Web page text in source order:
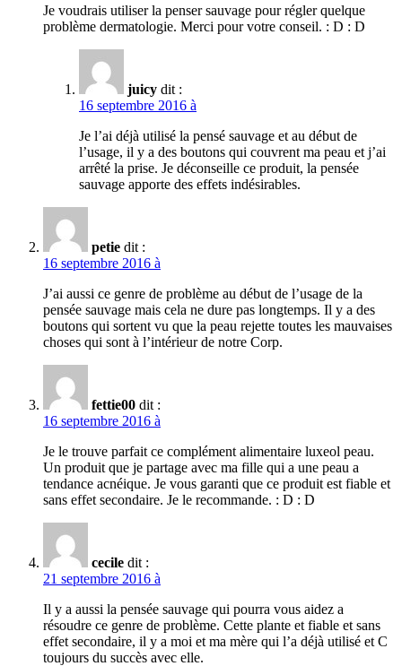
Je voudrais utiliser la penser sauvage pour régler quelque
problème dermatologie. Merci pour votre conseil. : D : D
juicy dit :
16 septembre 2016 à
Je l’ai déjà utilisé la pensé sauvage et au début de
l’usage, il y a des boutons qui couvrent ma peau et j’ai
arrêté la prise. Je déconseille ce produit, la pensée
sauvage apporte des effets indésirables.
petie dit :
16 septembre 2016 à
J’ai aussi ce genre de problème au début de l’usage de la
pensée sauvage mais cela ne dure pas longtemps. Il y a des
boutons qui sortent vu que la peau rejette toutes les mauvaises
choses qui sont à l’intérieur de notre Corp.
fettie00 dit :
16 septembre 2016 à
Je le trouve parfait ce complément alimentaire luxeol peau.
Un produit que je partage avec ma fille qui a une peau a
tendance acnéique. Je vous garanti que ce produit est fiable et
sans effet secondaire. Je le recommande. : D : D
cecile dit :
21 septembre 2016 à
Il y a aussi la pensée sauvage qui pourra vous aidez a
résoudre ce genre de problème. Cette plante et fiable et sans
effet secondaire, il y a moi et ma mère qui l’a déjà utilisé et C
toujours du succès avec elle.